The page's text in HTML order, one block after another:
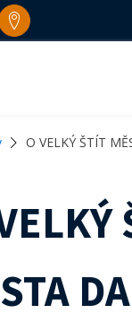
O VELKÝ ŠTÍT